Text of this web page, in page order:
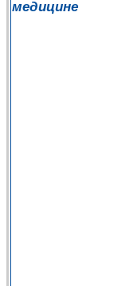
медицине